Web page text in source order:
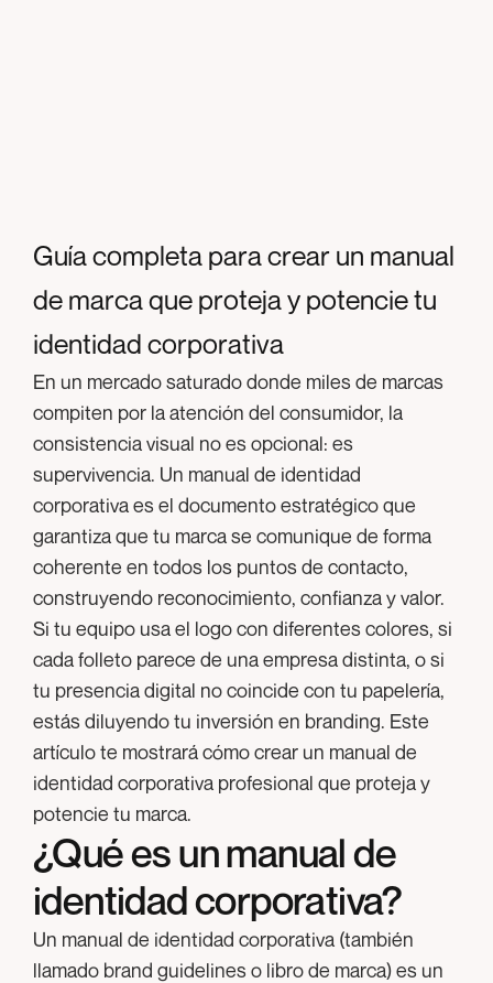
Guía completa para crear un manual
de marca que proteja y potencie tu
identidad corporativa
En un mercado saturado donde miles de marcas
compiten por la atención del consumidor, la
consistencia visual no es opcional: es
supervivencia. Un manual de identidad
corporativa es el documento estratégico que
garantiza que tu marca se comunique de forma
coherente en todos los puntos de contacto,
construyendo reconocimiento, confianza y valor.
Si tu equipo usa el logo con diferentes colores, si
cada folleto parece de una empresa distinta, o si
tu presencia digital no coincide con tu papelería,
estás diluyendo tu inversión en branding. Este
artículo te mostrará cómo crear un manual de
identidad corporativa profesional que proteja y
potencie tu marca.
¿Qué es un manual de
identidad corporativa?
Un manual de identidad corporativa (también
llamado brand guidelines o libro de marca) es un